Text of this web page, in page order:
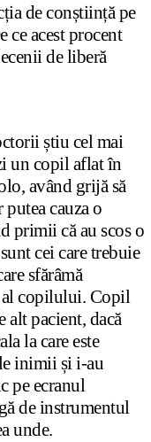
de conștiință pe
ce acest procent
de liberă
știu cel mai
un copil aflat în
având grijă să
cauza o
primii că au scos o
cei care trebuie
sfărâmă
al copilului. Copil
alt pacient, dacă
la care este
inimii și i-au
pe ecranul
de instrumentul
unde.